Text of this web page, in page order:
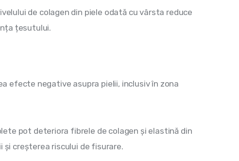
de colagen din piele odată cu vârsta reduce
țesutului.
efecte negative asupra pielii, inclusiv în zona
pot deteriora fibrele de colagen și elastină din
și creșterea riscului de fisurare.